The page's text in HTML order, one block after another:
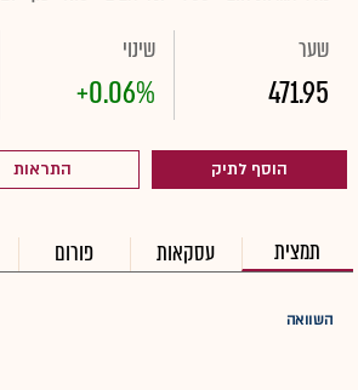
שער
471.95
שינוי
+0.06%
הוסף לתיק התראות
תמצית עסקאות פורום
השוואה